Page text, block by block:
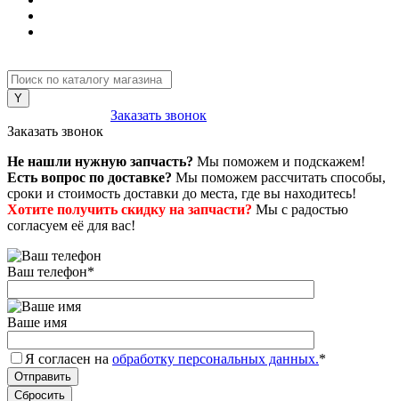
Заказать звонок
Заказать звонок
Не нашли нужную запчасть? Мы поможем и подскажем!
Есть вопрос по доставке? Мы поможем рассчитать способы,
сроки и стоимость доставки до места, где вы находитесь!
Хотите получить скидку на запчасти? Мы с радостью
согласуем её для вас!
Ваш телефон*
Ваше имя
Я согласен на обработку персональных данных.*